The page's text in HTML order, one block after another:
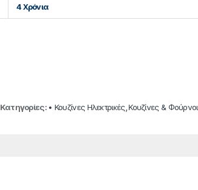
4 Χρόνια
Κατηγορίες: • Κουζίνες Ηλεκτρικές ,Κουζίνες & Φούρνοι